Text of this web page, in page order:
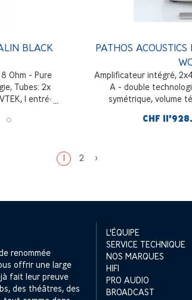
BLACK
Ohm - Pure
Tubes: 2x
1 entrée
PATHOS
Amplificateur intégré,
A - double
symétrique, volume
symétriques, sortie
CHF
1 2 >
renommée
offrir une large
fait leur preuve
des théâtres, des
L'ÉQUIPE
SERVICE TECHNIQUE
NOS MARQUES
HIFI
PRO AUDIO
BROADCAST